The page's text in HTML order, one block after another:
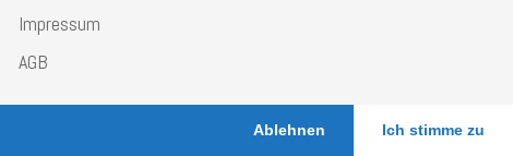
Ablehnen Ich stimme zu
Impressum
AGB